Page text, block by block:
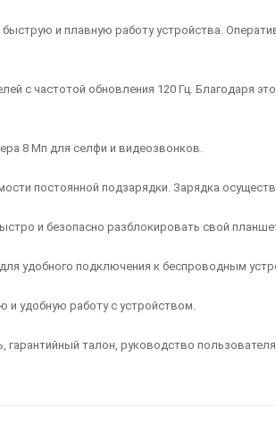
и плавную работу устройства.
с частотой обновления 120 Гц. Благодаря
8 Мп для селфи и видеозвонков.
постоянной подзарядки. Зарядка
и безопасно разблокировать свой
удобного подключения к беспроводным
и удобную работу с устройством.
гарантийный талон, руководство